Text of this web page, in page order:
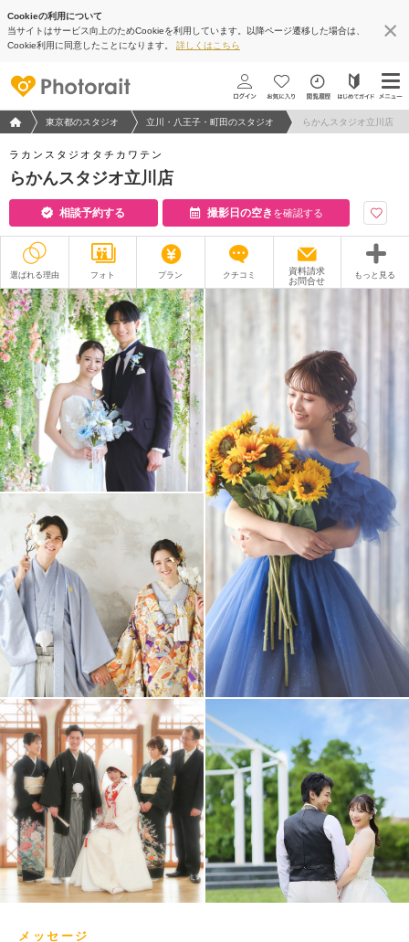
Cookieの利用について
当サイトはサービス向上のためCookieを利用しています。以降ページ遷移した場合は、
Cookie利用に同意したことになります。 詳しくはこちら
フォトウエディング/結婚写真のPhotorait ホーム
東京都のスタジオ 立川・八王子・町田のスタジオ らかんスタジオ立川店
ラカンスタジオタチカワテン
らかんスタジオ立川店
相談予約する 撮影日の空き を確認する
選ばれる理由 フォト プラン クチコミ
資料請求
お問合せ
もっと見る
撮影レポート
衣装
オプション
アクセス/TEL スタジオトップ
こだわりポイント
ペットと撮影 スタジオでの撮影
自分のカメラで撮影 豊富なドレス
豊富なカラードレス 豊富な色打掛・着物
持ち込み衣装
子供用の衣装
家族・友人と撮影
マタニティフォト
自慢の修正技術
3万円以下のプラン
メッセージ